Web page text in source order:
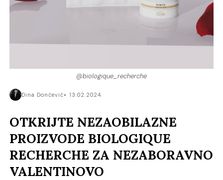
@biologique_recherche
Dina Dončević 13.02.2024.
OTKRIJTE NEZAOBILAZNE
PROIZVODE BIOLOGIQUE
RECHERCHE ZA NEZABORAVNO
VALENTINOVO